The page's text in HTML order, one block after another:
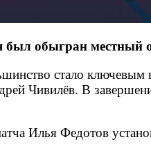
обыгран местный
стало ключевым
Чивилёв. В
Илья Федотов